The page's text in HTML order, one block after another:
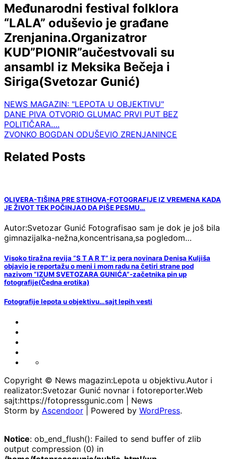
Međunarodni festival folklora
“LALA” oduševio je građane
Zrenjanina.Organizatror
KUD”PIONIR”aučestvovali su
ansambl iz Meksika Bečeja i
Siriga(Svetozar Gunić)
NEWS MAGAZIN: "LEPOTA U OBJEKTIVU"
Navigacija
članaka
DANE PIVA OTVORIO GLUMAC PRVI PUT BEZ
POLITIČARA….
ZVONKO BOGDAN ODUŠEVIO ZRENJANINCE
Related Posts
OLIVERA-TIŠINA PRE STIHOVA-FOTOGRAFIJE IZ VREMENA KADA
JE ŽIVOT TEK POČINJAO DA PIŠE PESMU…
Autor:Svetozar Gunić Fotografisao sam je dok je još bila
gimnazijalka-nežna,koncentrisana,sa pogledom…
Visoko tiražna revija “S T A R T” iz pera novinara Denisa Kuljiša
objavio je reportažu o meni i mom radu na četiri strane pod
nazivom “IZUM SVETOZARA GUNIĆA”-začetnika pin up
fotografije(Čedna erotika)
Fotografije lepota u objektivu…sajt lepih vesti
Copyright © News magazin:Lepota u objektivu.Autor i
realizator:Svetozar Gunić novnar i fotoreporter.Web
sajt:https://fotopressgunic.com | News
Storm by Ascendoor | Powered by WordPress.
Notice: ob_end_flush(): Failed to send buffer of zlib
output compression (0) in